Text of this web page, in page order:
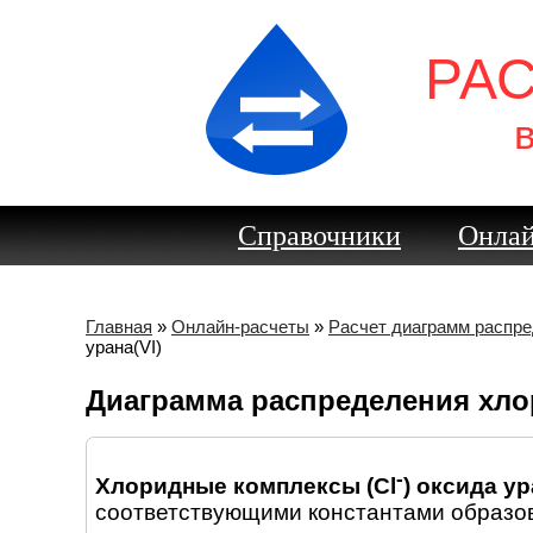
Справочники
Главная » Онлайн-расчеты » Расчет диаграмм
урана(VI)
Диаграмма распределения
Хлоридные комплексы (Cl -) оксида
соответствующими константами